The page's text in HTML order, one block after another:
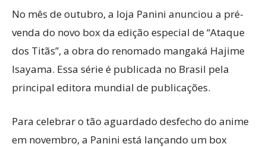
No mês de outubro, a loja Panini anunciou a pré-
venda do novo box da edição especial de “Ataque
dos Titãs”, a obra do renomado mangaká Hajime
Isayama. Essa série é publicada no Brasil pela
principal editora mundial de publicações.
Para celebrar o tão aguardado desfecho do anime
em novembro, a Panini está lançando um box